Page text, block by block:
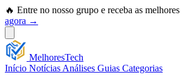
🔥 Entre no nosso grupo e receba as melhores
agora →
MelhoresTech
Início Notícias Análises Guias Categorias